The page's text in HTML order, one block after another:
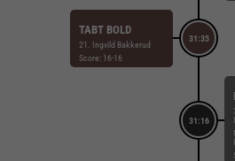
31:35
TABT BOLD
21. Ingvild Bakkerud
Score: 16-16
31:16